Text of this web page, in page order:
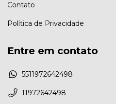
Contato
Política de Privacidade
Entre em contato
5511972642498
11972642498